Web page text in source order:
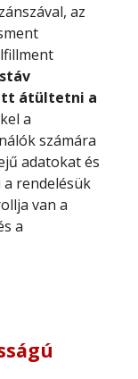
az
átültetni a
a
számára
adatokat és
rendelésük
van a
a